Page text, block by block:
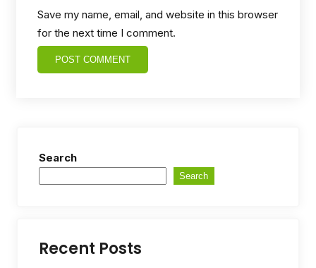
Save my name, email, and website in this browser
for the next time I comment.
Search
Search
Recent Posts